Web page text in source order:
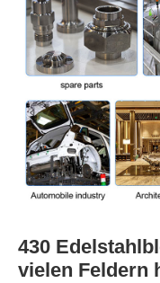
430
vielen Feldern